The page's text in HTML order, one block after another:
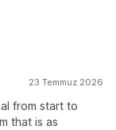
23 Temmuz 2026
from start to
that is as